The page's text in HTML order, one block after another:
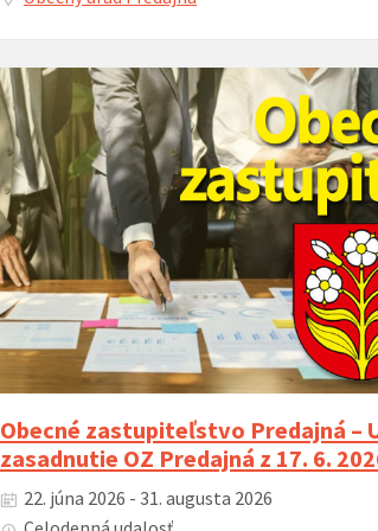
Obecné zastupiteľstvo Predajná –
zasadnutie OZ Predajná z 17. 6.
22. júna 2026 - 31. augusta 2026